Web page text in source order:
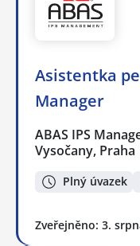
Asistentka
Manager
ABAS IPS
Vysočany, Praha
Plný úvazek
Zveřejněno: 3.